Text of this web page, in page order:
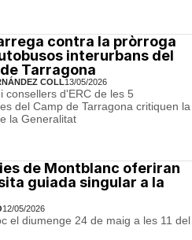
contra la pròrroga
interurbans del
Tarragona
COLL13/05/2026
consellers d'ERC de les 5
del Camp de Tarragona critiquen la
la Generalitat
de Montblanc oferiran
guiada singular a la
12/05/2026
el diumenge 24 de maig a les 11 del